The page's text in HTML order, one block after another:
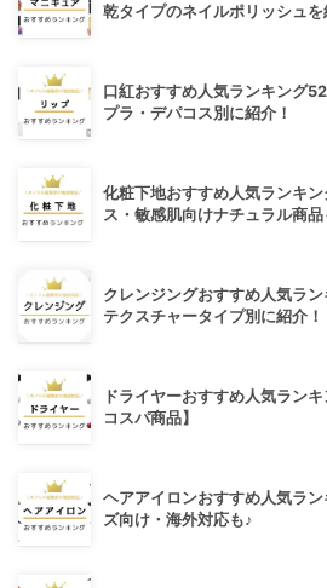
乾タイプのネイルポリッシュを
口紅おすすめ人気ランキング
プラ・デパコス別に紹介！
化粧下地おすすめ人気ランキ
ス・敏感肌向けナチュラル商品
クレンジングおすすめ人気ラ
テクスチャータイプ別に紹介！
ドライヤーおすすめ人気ラン
コスパ商品】
ヘアアイロンおすすめ人気ラ
ズ向け・海外対応も♪